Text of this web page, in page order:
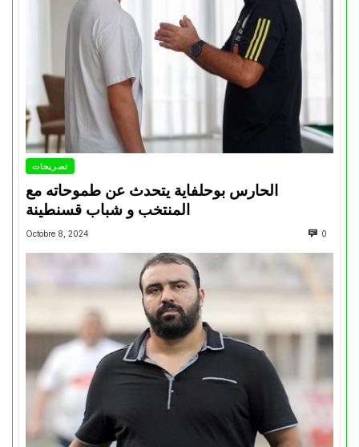
تصريحات
الحارس بوحلفاية يتحدث عن طموحاته مع
المنتخب و شباب قسنطينة
Octobre 8, 2024 0